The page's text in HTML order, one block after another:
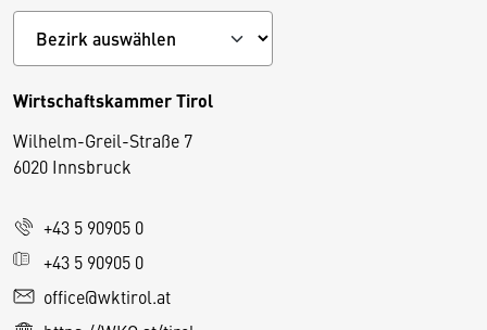
Wirtschaftskammer Tirol
Wilhelm-Greil-Straße 7
6020 Innsbruck
+43 5 90905 0
+43 5 90905 0
office@wktirol.at
D
i
s
e
S
e